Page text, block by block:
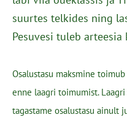
suurtes telkides ning
Pesuvesi tuleb arteesia
Osalustasu maksmine
enne laagri toimumist.
tagastame osalustasu ainult